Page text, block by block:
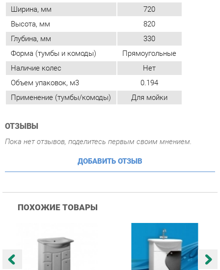
Наличие колес
Нет
Объем упаковок, м3
0.194
Применение (тумбы/комоды) Для мойки
ОТЗЫВЫ
Пока нет отзывов, поделитесь первым своим мнением.
ДОБАВИТЬ ОТЗЫВ
ПОХОЖИЕ ТОВАРЫ
Альтерна Тура 7004
7 390 ₽ Купить
Тумба под умывальник
Артель ТМ Соблазн 55
4 341 ₽